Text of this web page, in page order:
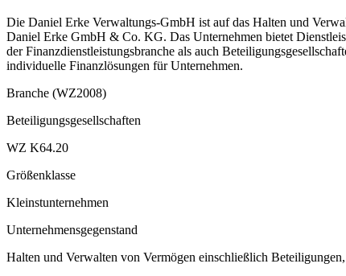
Die Daniel Erke Verwaltungs-GmbH ist auf das Halten und
Daniel Erke GmbH & Co. KG. Das Unternehmen bietet
der Finanzdienstleistungsbranche als auch
individuelle Finanzlösungen für Unternehmen.
Branche (WZ2008)
Beteiligungsgesellschaften
WZ K64.20
Größenklasse
Kleinstunternehmen
Unternehmensgegenstand
Halten und Verwalten von Vermögen einschließlich